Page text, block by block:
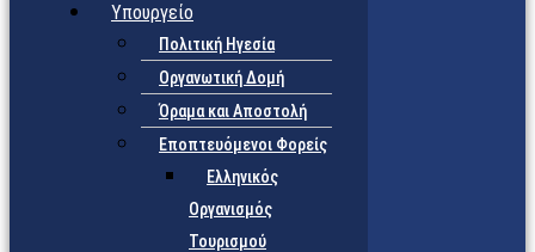
Υπουργείο
Πολιτική Ηγεσία
Οργανωτική Δομή
Όραμα και Αποστολή
Εποπτευόμενοι Φορείς
Eλληνικός
Οργανισμός
Τουρισμού